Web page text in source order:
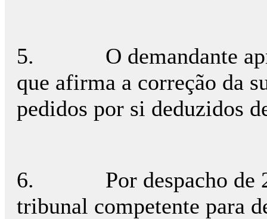
5.
O demandante
que afirma a correção da
pedidos por si deduzidos
6.
Por despacho
tribunal competente para